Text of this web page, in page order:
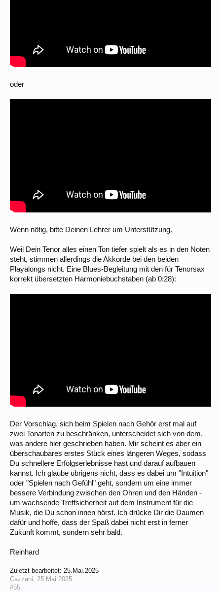
oder
Wenn nötig, bitte Deinen Lehrer um Unterstützung.
Weil Dein Tenor alles einen Ton tiefer spielt als es in den Noten
steht, stimmen allerdings die Akkorde bei den beiden
Playalongs nicht. Eine Blues-Begleitung mit den für Tenorsax
korrekt übersetzten Harmoniebuchstaben (ab 0:28):
Der Vorschlag, sich beim Spielen nach Gehör erst mal auf
zwei Tonarten zu beschränken, unterscheidet sich von dem,
was andere hier geschrieben haben. Mir scheint es aber ein
überschaubares erstes Stück eines längeren Weges, sodass
Du schnellere Erfolgserlebnisse hast und darauf aufbauen
kannst. Ich glaube übrigens nicht, dass es dabei um "Intuition"
oder "Spielen nach Gefühl" geht, sondern um eine immer
bessere Verbindung zwischen den Ohren und den Händen -
um wachsende Treffsicherheit auf dem Instrument für die
Musik, die Du schon innen hörst. Ich drücke Dir die Daumen
dafür und hoffe, dass der Spaß dabei nicht erst in ferner
Zukunft kommt, sondern sehr bald.
Reinhard
Zuletzt bearbeitet: 25.Mai.2025
Cazzani, 25.Mai.2025
#55